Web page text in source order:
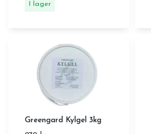
I lager
Greengard Kylgel 3kg